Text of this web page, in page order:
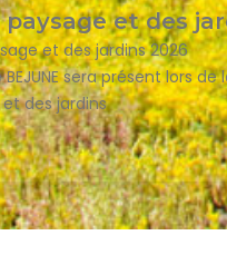
et des
et des jardins 2026
sera présent lors de
des jardins